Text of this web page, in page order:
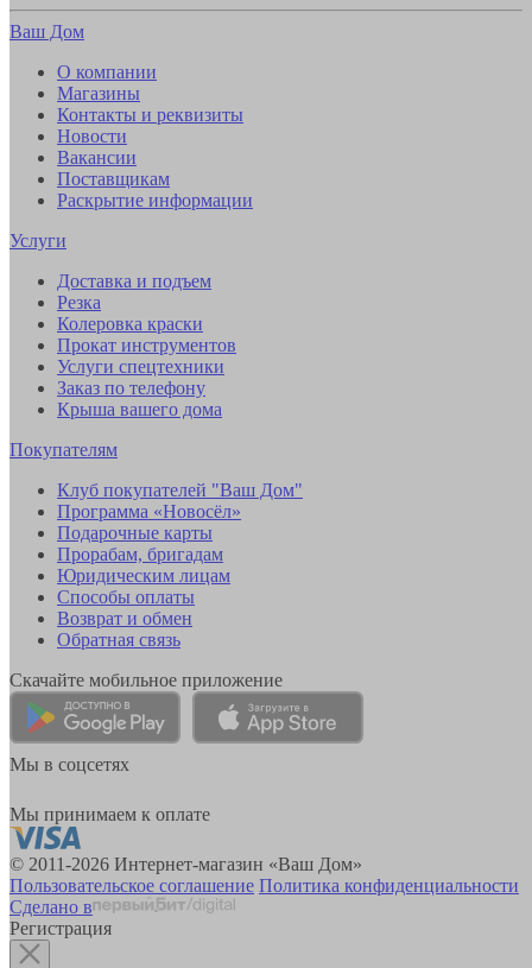
Ваш Дом
О компании
Магазины
Контакты и реквизиты
Новости
Вакансии
Поставщикам
Раскрытие информации
Услуги
Доставка и подъем
Резка
Колеровка краски
Прокат инструментов
Услуги спецтехники
Заказ по телефону
Крыша вашего дома
Покупателям
Клуб покупателей "Ваш Дом"
Программа «Новосёл»
Подарочные карты
Прорабам, бригадам
Юридическим лицам
Способы оплаты
Возврат и обмен
Обратная связь
Скачайте мобильное приложение
Мы в соцсетях
Мы принимаем к оплате
© 2011-2026 Интернет-магазин «Ваш Дом»
Пользовательское соглашение Политика конфиденциальности
Сделано в
Регистрация